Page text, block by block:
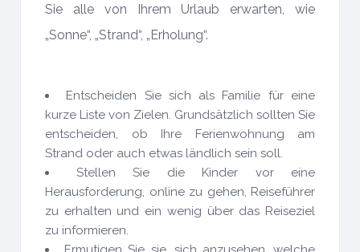
Sie alle von Ihrem Urlaub erwarten, wie
„Sonne“, „Strand“, „Erholung“.
Entscheiden Sie sich als Familie für eine
kurze Liste von Zielen. Grundsätzlich sollten Sie
entscheiden, ob Ihre Ferienwohnung am
Strand oder auch etwas ländlich sein soll.
Stellen Sie die Kinder vor eine
Herausforderung, online zu gehen, Reiseführer
zu erhalten und ein wenig über das Reiseziel
zu informieren.